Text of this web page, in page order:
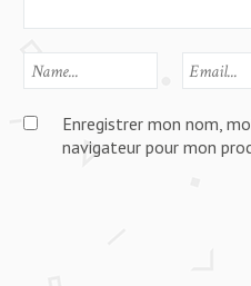
Enregistrer mon nom,
navigateur pour mon